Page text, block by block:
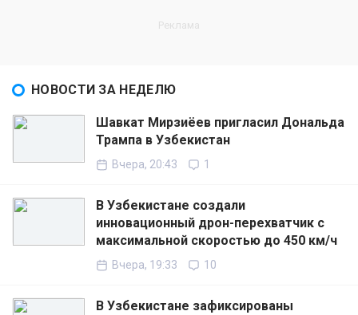
НОВОСТИ ЗА НЕДЕЛЮ
Шавкат Мирзиёев пригласил Дональда
Трампа в Узбекистан
Вчера, 20:43 1
В Узбекистане создали
инновационный дрон-перехватчик с
максимальной скоростью до 450 км/ч
Вчера, 19:33 10
В Узбекистане зафиксированы